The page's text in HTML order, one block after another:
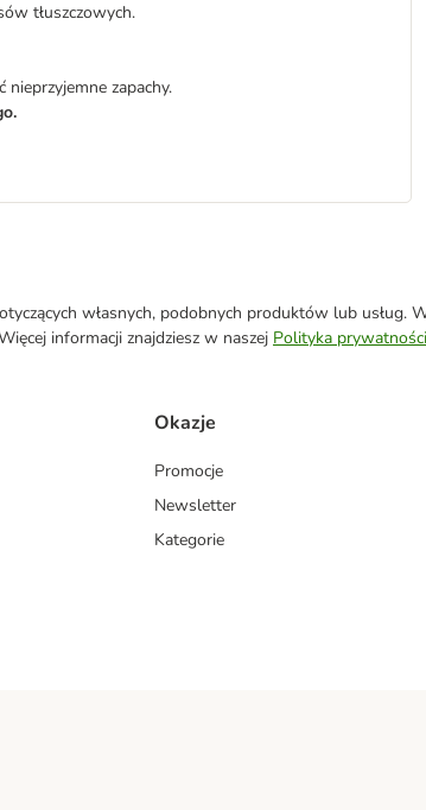
tłuszczowych.
nieprzyjemne zapachy.
własnych, podobnych produktów lub usług.
informacji znajdziesz w naszej Polityka prywatności
Okazje
Promocje
Newsletter
Kategorie